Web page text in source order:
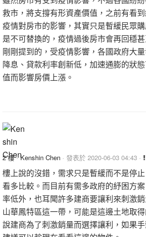
救市，將支撐有形資產價值，之前有看
疫情對房市的影響，其實只是暫緩民眾
是不可替換的，疫情過後房市會再回穩
剛剛提到的，受疫情影響，各國政府大
降息、貸款利率創新低，加速通膨的狀
值而影響房價上漲。
2 樓·Kenshin Chen · 發表於 2020-06-03 04:43 ·
樓上說的沒錯，需求只是暫緩而不是停
看多比較。而目前有需多政府的紓困方
率低外，也耳聞許多建商要讓利來刺激
山華鳳特區這一帶，可能是這邊土地取
說建商為了刺激銷量而選擇讓利，如果